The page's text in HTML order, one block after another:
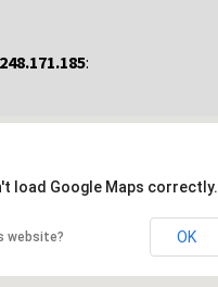
:
load Google Maps correctly.
website? OK